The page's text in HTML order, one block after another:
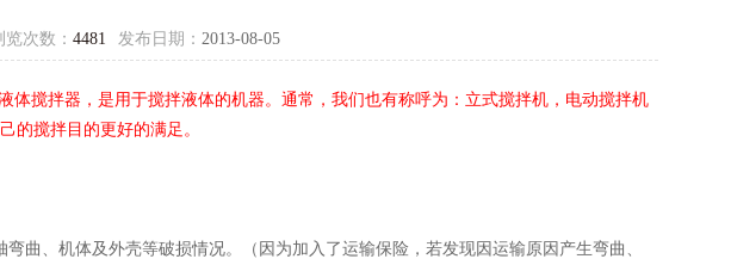
览次数： 4481 发布日期： 2013-08-05
体搅拌器，是用于搅拌液体的机器。通常，我们也有称呼为：立式搅拌机，电动搅拌机
的搅拌目的更好的满足。
、机体及外壳等破损情况。（因为加入了运输保险，若发现因运输原因产生弯曲、